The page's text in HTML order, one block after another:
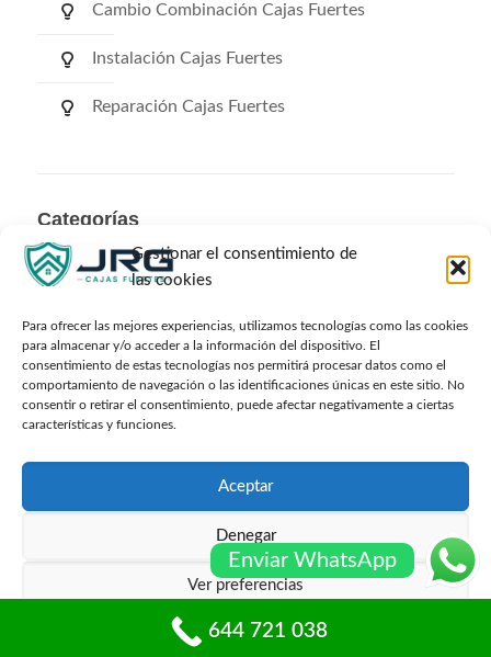
Gestionar el consentimiento de
las cookies
Para ofrecer las mejores experiencias, utilizamos tecnologías como las cookies
para almacenar y/o acceder a la información del dispositivo. El
consentimiento de estas tecnologías nos permitirá procesar datos como el
comportamiento de navegación o las identificaciones únicas en este sitio. No
consentir o retirar el consentimiento, puede afectar negativamente a ciertas
características y funciones.
Aceptar
Denegar
Ver preferencias
Política de cookiesPolíticas de privacidad
Cambio Combinación Cajas Fuertes
Instalación Cajas Fuertes
Reparación Cajas Fuertes
Categorías
Categorías
Archivos
Archivos
© Cajafuerteonline.com Todos los derechos
reservados -Sitemap
Carrer dels Cedres 20, 08950 Esplugues de Llobregat,
Barcelona
Enviar WhatsApp
644 721 038